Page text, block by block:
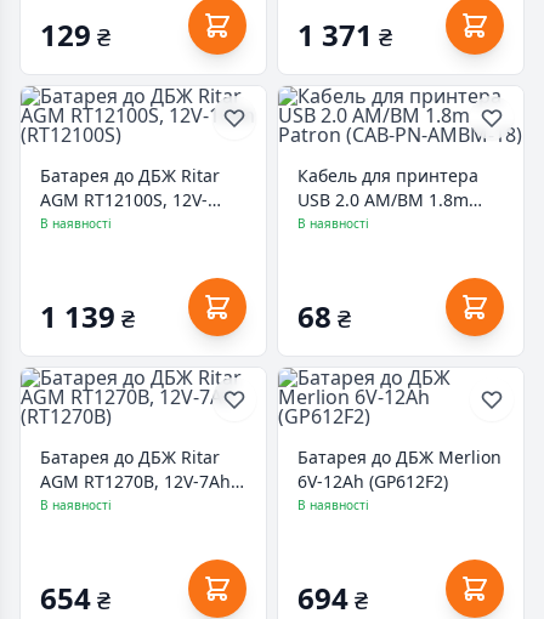
129 ₴ 1 371 ₴
Батарея до ДБЖ Ritar
AGM RT12100S, 12V-
10Ah (RT12100S)
В наявності
1 139 ₴
Кабель для принтера
USB 2.0 AM/BM 1.8m
Patron (CAB-PN-AMBM-
В наявності
68 ₴
Батарея до ДБЖ Ritar
AGM RT1270B, 12V-7Ah
(RT1270B)
В наявності
654₴
Батарея до ДБЖ Merlion
6V-12Ah (GP612F2)
В наявності
694₴